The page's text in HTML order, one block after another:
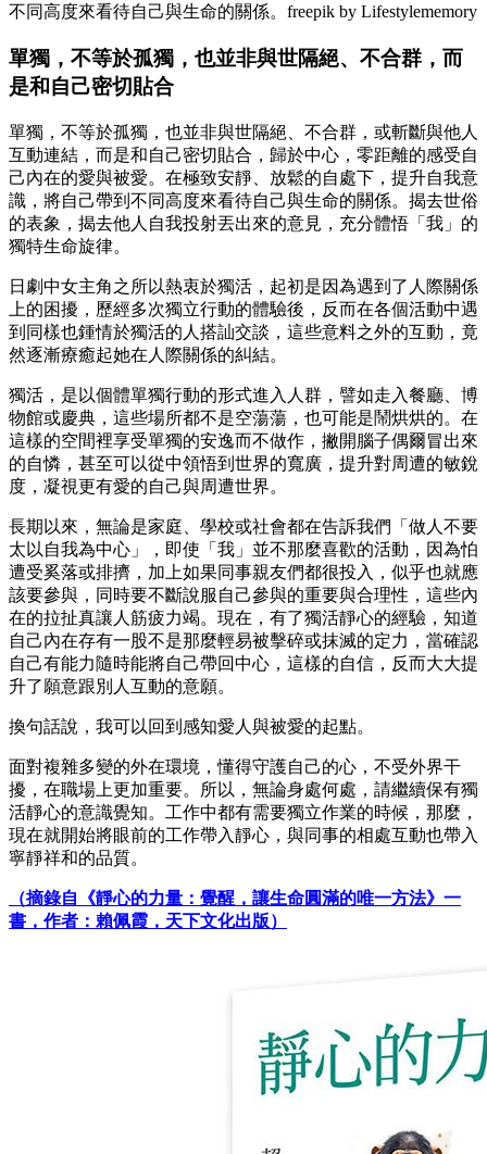
不同高度來看待自己與生命的關係。freepik by Lifestylememory
單獨，不等於孤獨，也並非與世隔絕、不合群，而
是和自己密切貼合
單獨，不等於孤獨，也並非與世隔絕、不合群，或斬斷與他人
互動連結，而是和自己密切貼合，歸於中心，零距離的感受自
己內在的愛與被愛。在極致安靜、放鬆的自處下，提升自我意
識，將自己帶到不同高度來看待自己與生命的關係。揭去世俗
的表象，揭去他人自我投射丟出來的意見，充分體悟「我」的
獨特生命旋律。
日劇中女主角之所以熱衷於獨活，起初是因為遇到了人際關係
上的困擾，歷經多次獨立行動的體驗後，反而在各個活動中遇
到同樣也鍾情於獨活的人搭訕交談，這些意料之外的互動，竟
然逐漸療癒起她在人際關係的糾結。
獨活，是以個體單獨行動的形式進入人群，譬如走入餐廳、博
物館或慶典，這些場所都不是空蕩蕩，也可能是鬧烘烘的。在
這樣的空間裡享受單獨的安逸而不做作，撇開腦子偶爾冒出來
的自憐，甚至可以從中領悟到世界的寬廣，提升對周遭的敏銳
度，凝視更有愛的自己與周遭世界。
長期以來，無論是家庭、學校或社會都在告訴我們「做人不要
太以自我為中心」，即使「我」並不那麼喜歡的活動，因為怕
遭受奚落或排擠，加上如果同事親友們都很投入，似乎也就應
該要參與，同時要不斷說服自己參與的重要與合理性，這些內
在的拉扯真讓人筋疲力竭。現在，有了獨活靜心的經驗，知道
自己內在存有一股不是那麼輕易被擊碎或抹滅的定力，當確認
自己有能力隨時能將自己帶回中心，這樣的自信，反而大大提
升了願意跟別人互動的意願。
換句話說，我可以回到感知愛人與被愛的起點。
面對複雜多變的外在環境，懂得守護自己的心，不受外界干
擾，在職場上更加重要。所以，無論身處何處，請繼續保有獨
活靜心的意識覺知。工作中都有需要獨立作業的時候，那麼，
現在就開始將眼前的工作帶入靜心，與同事的相處互動也帶入
寧靜祥和的品質。
（摘錄自《靜心的力量：覺醒，讓生命圓滿的唯一方法》一
書，作者：賴佩霞，天下文化出版）